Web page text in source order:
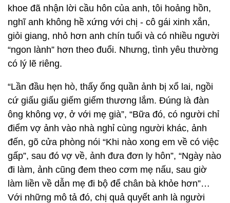
khoe đã nhận lời cầu hôn của anh, tôi hoảng hồn,
nghĩ anh không hề xứng với chị - cô gái xinh xắn,
giỏi giang, nhỏ hơn anh chín tuổi và có nhiều người
“ngon lành” hơn theo đuổi. Nhưng, tình yêu thường
có lý lẽ riêng.
“Lần đầu hẹn hò, thấy ống quần ảnh bị xổ lai, ngồi
cứ giấu giấu giếm giếm thương lắm. Đúng là đàn
ông không vợ, ở với mẹ già”, “Bữa đó, có người chỉ
điểm vợ ảnh vào nhà nghỉ cùng người khác, ảnh
đến, gõ cửa phòng nói “Khi nào xong em về có việc
gấp”, sau đó vợ về, ảnh đưa đơn ly hôn”, “Ngày nào
đi làm, ảnh cũng đem theo cơm mẹ nấu, sau giờ
làm liền về dẫn mẹ đi bộ để chân bà khỏe hơn”…
Với những mô tả đó, chị quả quyết anh là người